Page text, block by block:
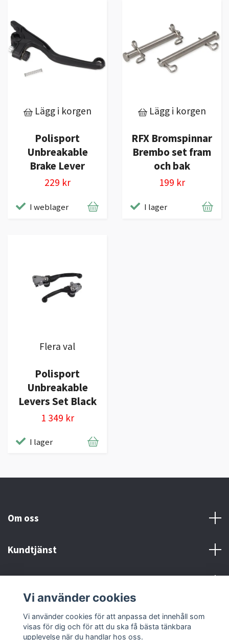
Lägg i korgen
Polisport
Unbreakable
Brake Lever
229 kr
I weblager
Lägg i korgen
RFX Bromspinnar
Brembo set fram
och bak
199 kr
I lager
Flera val
Polisport
Unbreakable
Levers Set Black
1 349 kr
I lager
Om oss
Kundtjänst
Sociala medier
Vi använder cookies
Vi använder cookies för att anpassa det innehåll som
visas för dig och för att du ska få bästa tänkbara
upplevelse när du handlar hos oss.